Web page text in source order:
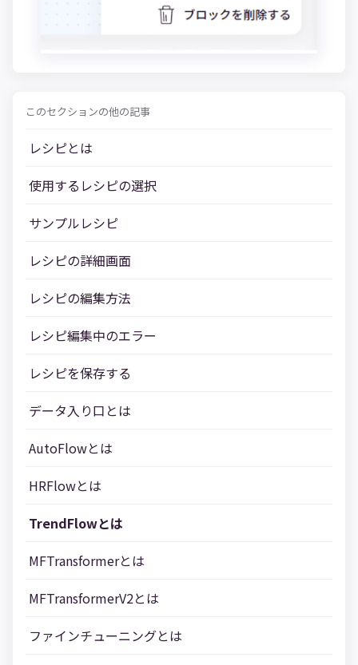
このセクションの他の記事
レシピとは
使用するレシピの選択
サンプルレシピ
レシピの詳細画面
レシピの編集方法
レシピ編集中のエラー
レシピを保存する
データ入り口とは
AutoFlowとは
HRFlowとは
TrendFlowとは
MFTransformerとは
MFTransformerV2とは
ファインチューニングとは